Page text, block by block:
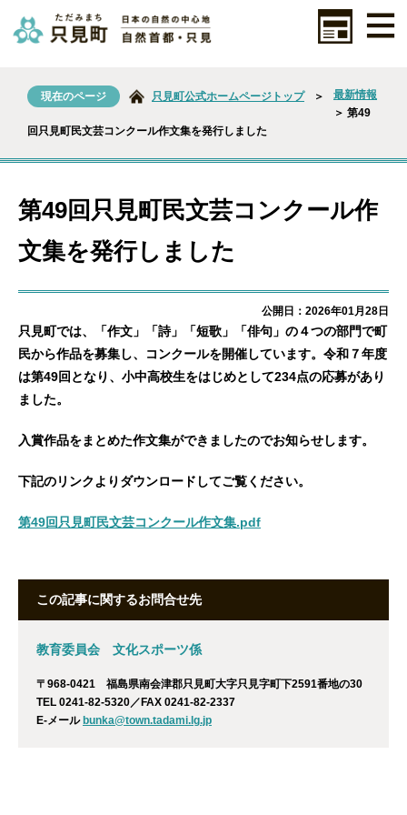
現在のページ 只見町公式ホームページトップ ＞
最新情報
＞ 第49
回只見町民文芸コンクール作文集を発行しました
第49回只見町民文芸コンクール作
文集を発行しました
公開日：2026年01月28日
只見町では、「作文」「詩」「短歌」「俳句」の４つの部門で町
民から作品を募集し、コンクールを開催しています。令和７年度
は第49回となり、小中高校生をはじめとして234点の応募があり
ました。
入賞作品をまとめた作文集ができましたのでお知らせします。
下記のリンクよりダウンロードしてご覧ください。
第49回只見町民文芸コンクール作文集.pdf
この記事に関するお問合せ先
教育委員会 文化スポーツ係
〒968-0421 福島県南会津郡只見町大字只見字町下2591番地の30
TEL 0241-82-5320／FAX 0241-82-2337
E-メール bunka@town.tadami.lg.jp